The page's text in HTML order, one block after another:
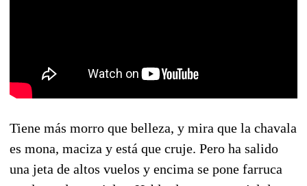
Tiene más morro que belleza, y mira que la chavala
es mona, maciza y está que cruje. Pero ha salido
una jeta de altos vuelos y encima se pone farruca